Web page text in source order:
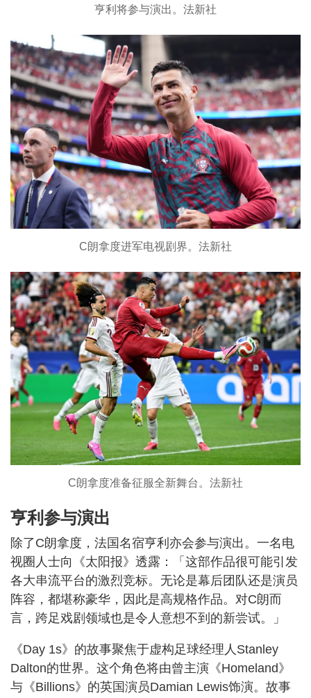
亨利将参与演出。法新社
C朗拿度进军电视剧界。法新社
C朗拿度准备征服全新舞台。法新社
亨利参与演出
除了C朗拿度，法国名宿亨利亦会参与演出。一名电
视圈人士向《太阳报》透露：「这部作品很可能引发
各大串流平台的激烈竞标。无论是幕后团队还是演员
阵容，都堪称豪华，因此是高规格作品。对C朗而
言，跨足戏剧领域也是令人意想不到的新尝试。」
《Day 1s》的故事聚焦于虚构足球经理人Stanley
Dalton的世界。这个角色将由曾主演《Homeland》
与《Billions》的英国演员Damian Lewis饰演。故事